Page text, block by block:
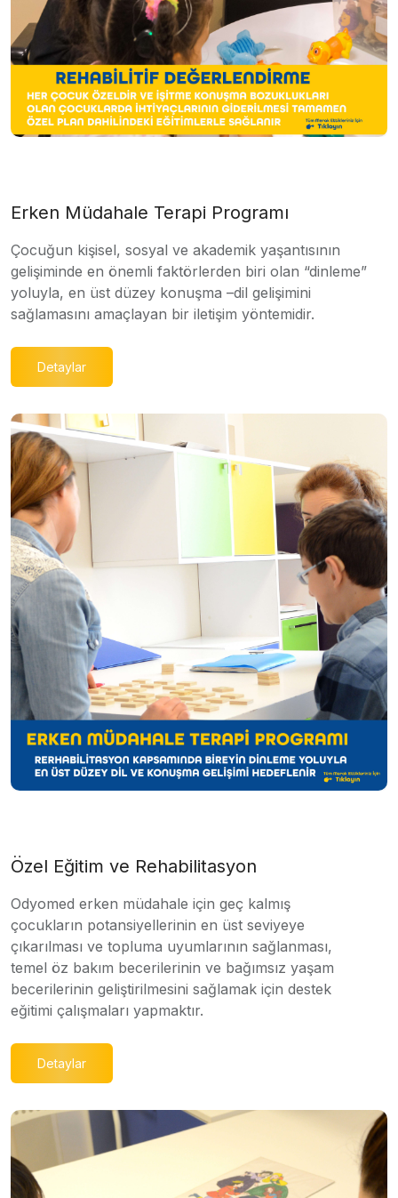
Erken Müdahale Terapi Programı
Çocuğun kişisel, sosyal ve akademik yaşantısının
gelişiminde en önemli faktörlerden biri olan “dinleme”
yoluyla, en üst düzey konuşma –dil gelişimini
sağlamasını amaçlayan bir iletişim yöntemidir.
Detaylar
Özel Eğitim ve Rehabilitasyon
Odyomed erken müdahale için geç kalmış
çocukların potansiyellerinin en üst seviyeye
çıkarılması ve topluma uyumlarının sağlanması,
temel öz bakım becerilerinin ve bağımsız yaşam
becerilerinin geliştirilmesini sağlamak için destek
eğitimi çalışmaları yapmaktır.
Detaylar